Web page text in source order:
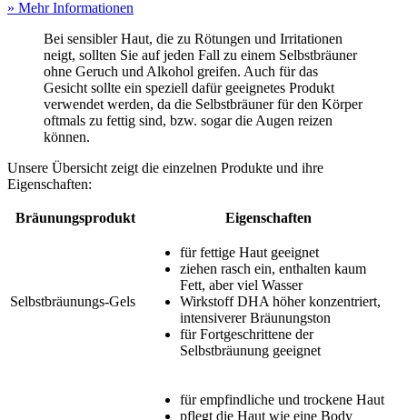
» Mehr Informationen
Bei sensibler Haut, die zu Rötungen und Irritationen
neigt, sollten Sie auf jeden Fall zu einem Selbstbräuner
ohne Geruch und Alkohol greifen. Auch für das
Gesicht sollte ein speziell dafür geeignetes Produkt
verwendet werden, da die Selbstbräuner für den Körper
oftmals zu fettig sind, bzw. sogar die Augen reizen
können.
Unsere Übersicht zeigt die einzelnen Produkte und ihre
Eigenschaften:
Bräunungsprodukt Eigenschaften
Selbstbräunungs-Gels
für fettige Haut geeignet
ziehen rasch ein, enthalten kaum
Fett, aber viel Wasser
Wirkstoff DHA höher konzentriert,
intensiverer Bräunungston
für Fortgeschrittene der
Selbstbräunung geeignet
für empfindliche und trockene Haut
pflegt die Haut wie eine Body